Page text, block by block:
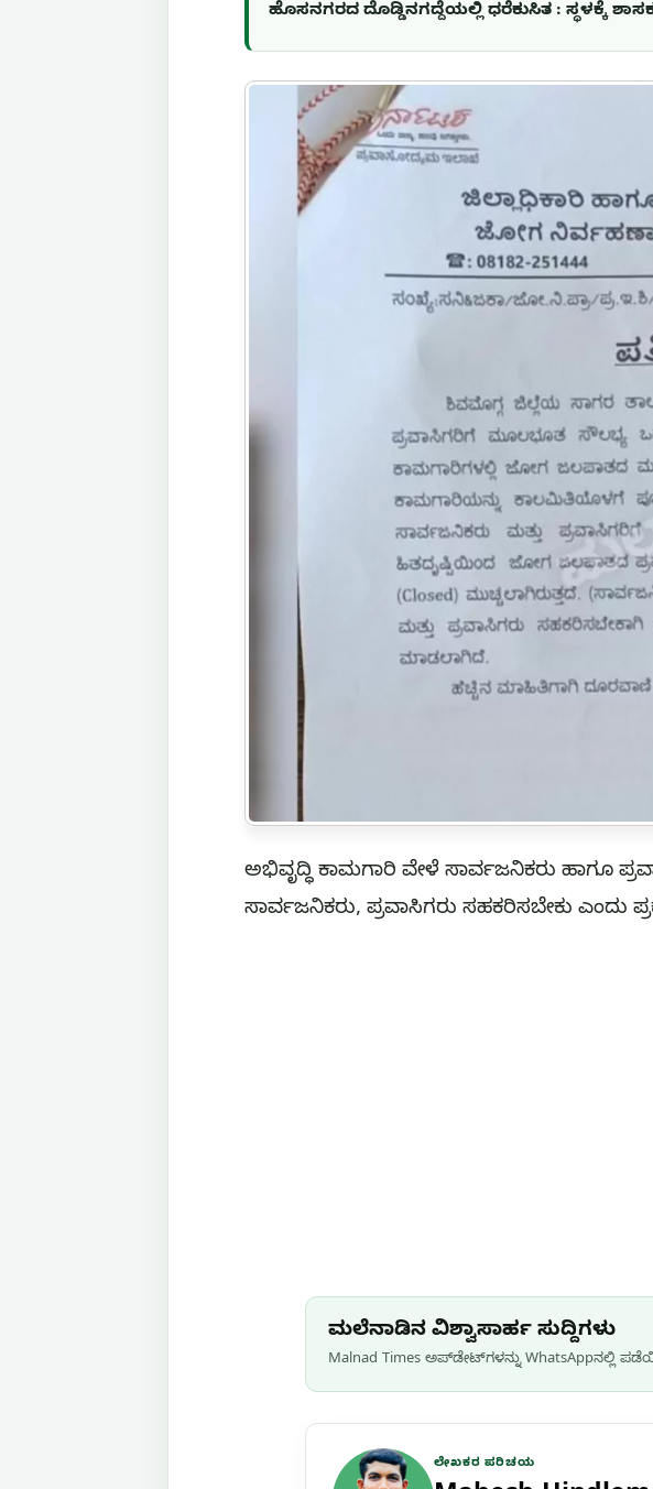
ಹೊಸನಗರದ ದೊಡ್ಡಿನಗದ್ದೆಯಲ್ಲಿ ಧರೆಕುಸಿತ : ಸ್ಥಳಕ್ಕೆ
ಅಭಿವೃದ್ಧಿ ಕಾಮಗಾರಿ ವೇಳೆ ಸಾರ್ವಜನಿಕರು ಹಾಗೂ
ಸಾರ್ವಜನಿಕರು, ಪ್ರವಾಸಿಗರು ಸಹಕರಿಸಬೇಕು ಎಂದು
ಮಲೆನಾಡಿನ ವಿಶ್ವಾಸಾರ್ಹ ಸುದ್ದಿಗಳು
Malnad Times ಅಪ್‌ಡೇಟ್‌ಗಳನ್ನು WhatsApp‌ನಲ್ಲಿ
ಲೇಖಕರ ಪರಿಚಯ